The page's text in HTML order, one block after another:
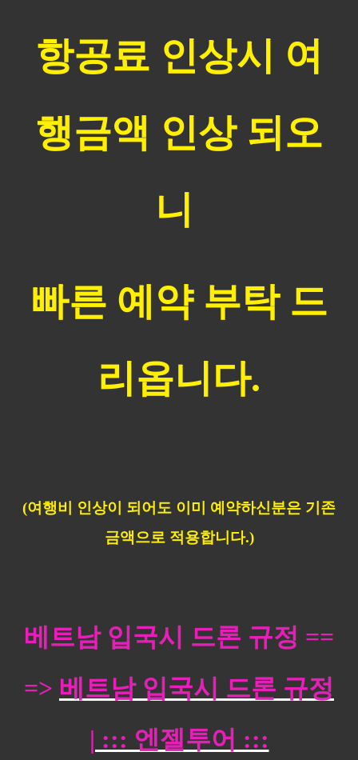
항공료 인상시 여
행금액 인상 되오
니
빠른 예약 부탁 드
리옵니다.
(여행비 인상이 되어도 이미 예약하신분은 기존
금액으로 적용합니다.)
베트남 입국시 드론 규정 ==
=> 베트남 입국시 드론 규정
| ::: 엔젤투어 :::